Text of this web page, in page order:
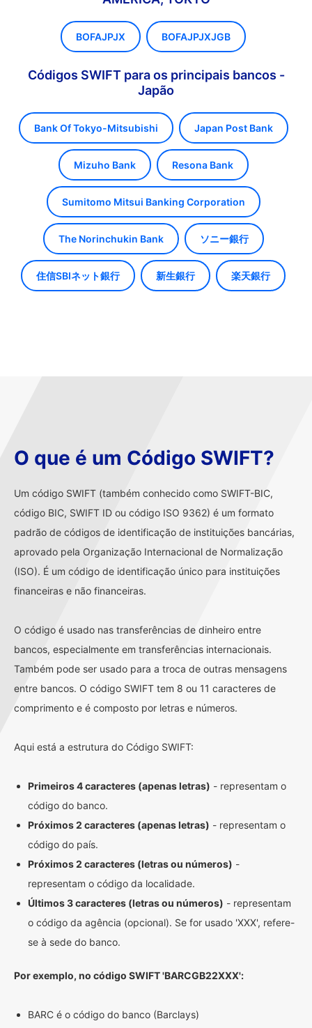
BOFAJPJX BOFAJPJXJGB
Códigos SWIFT para os principais bancos -
Japão
Bank Of Tokyo-Mitsubishi Japan Post Bank
Mizuho Bank Resona Bank
Sumitomo Mitsui Banking Corporation
The Norinchukin Bank ソニー銀行
住信SBIネット銀行 新生銀行 楽天銀行
O que é um Código SWIFT?
Um código SWIFT (também conhecido como SWIFT-BIC,
código BIC, SWIFT ID ou código ISO 9362) é um formato
padrão de códigos de identificação de instituições bancárias,
aprovado pela Organização Internacional de Normalização
(ISO). É um código de identificação único para instituições
financeiras e não financeiras.
O código é usado nas transferências de dinheiro entre
bancos, especialmente em transferências internacionais.
Também pode ser usado para a troca de outras mensagens
entre bancos. O código SWIFT tem 8 ou 11 caracteres de
comprimento e é composto por letras e números.
Aqui está a estrutura do Código SWIFT:
Primeiros 4 caracteres (apenas letras) - representam o
código do banco.
Próximos 2 caracteres (apenas letras) - representam o
código do país.
Próximos 2 caracteres (letras ou números) -
representam o código da localidade.
Últimos 3 caracteres (letras ou números) - representam
o código da agência (opcional). Se for usado 'XXX', refere-
se à sede do banco.
Por exemplo, no código SWIFT 'BARCGB22XXX':
BARC é o código do banco (Barclays)